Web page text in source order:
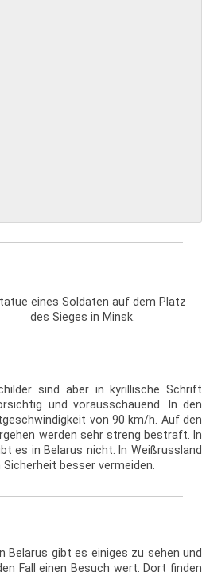
sind aber in kyrillische Schrift
und vorausschauend. In den
von 90 km/h. Auf den
werden sehr streng bestraft. In
es in Belarus nicht. In Weißrussland
besser vermeiden.
Belarus gibt es einiges zu sehen und
Fall einen Besuch wert. Dort finden